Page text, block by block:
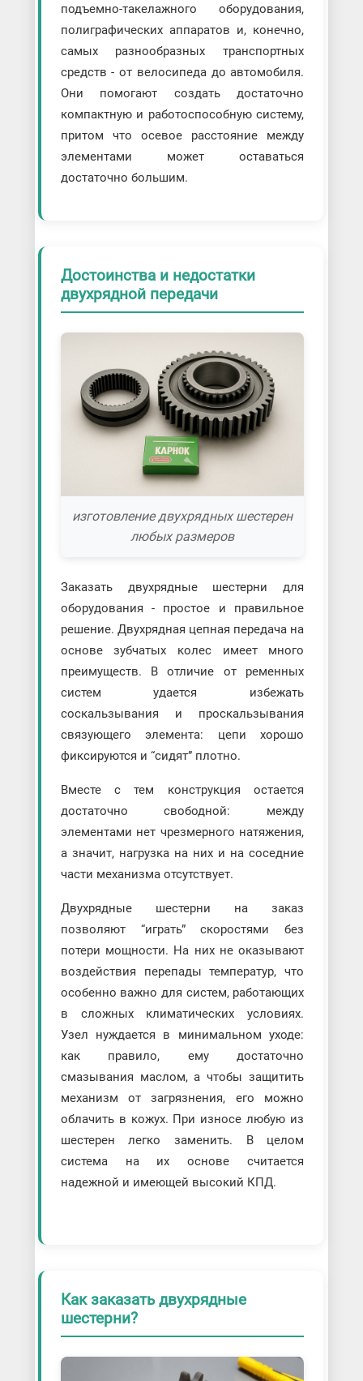
подъемно-такелажного оборудования,
полиграфических аппаратов и, конечно,
самых разнообразных транспортных
средств - от велосипеда до автомобиля.
Они помогают создать достаточно
компактную и работоспособную систему,
притом что осевое расстояние между
элементами может оставаться
достаточно большим.
Достоинства и недостатки
двухрядной передачи
изготовление двухрядных шестерен
любых размеров
Заказать двухрядные шестерни для
оборудования - простое и правильное
решение. Двухрядная цепная передача на
основе зубчатых колес имеет много
преимуществ. В отличие от ременных
систем удается избежать
соскальзывания и проскальзывания
связующего элемента: цепи хорошо
фиксируются и “сидят” плотно.
Вместе с тем конструкция остается
достаточно свободной: между
элементами нет чрезмерного натяжения,
а значит, нагрузка на них и на соседние
части механизма отсутствует.
Двухрядные шестерни на заказ
позволяют “играть” скоростями без
потери мощности. На них не оказывают
воздействия перепады температур, что
особенно важно для систем, работающих
в сложных климатических условиях.
Узел нуждается в минимальном уходе:
как правило, ему достаточно
смазывания маслом, а чтобы защитить
механизм от загрязнения, его можно
облачить в кожух. При износе любую из
шестерен легко заменить. В целом
система на их основе считается
надежной и имеющей высокий КПД.
Как заказать двухрядные
шестерни?